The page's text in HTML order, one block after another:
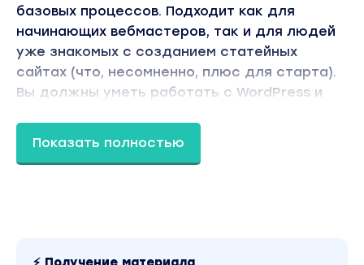
базовых процессов. Подходит как для
начинающих вебмастеров, так и для людей
уже знакомых с созданием статейных
сайтах (что, несомненно, плюс для старта).
Вы должны уметь работать с WordPress и
Показать полностью